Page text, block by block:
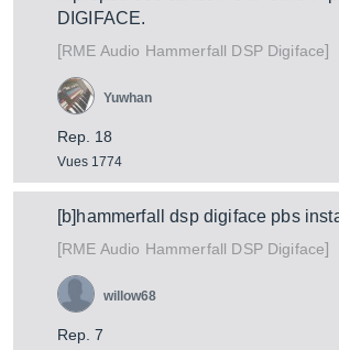
DIGIFACE.
[RME Audio Hammerfall DSP Digiface]
Rep. 18
Vues 1774
Yuwhan
[b]hammerfall dsp digiface pbs
[RME Audio Hammerfall DSP Digiface]
Rep. 7
willow68